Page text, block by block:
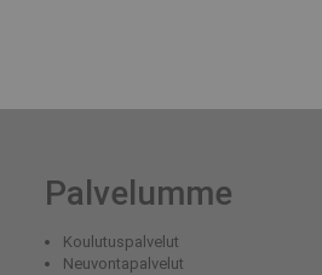
Palvelumme
Koulutuspalvelut
Neuvontapalvelut